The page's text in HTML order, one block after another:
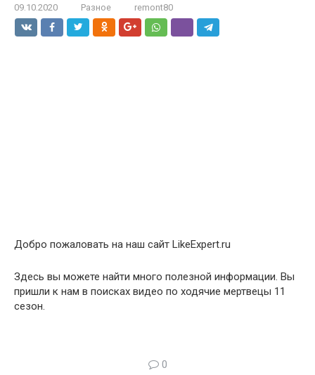
09.10.2020 Разное remont80
Добро пожаловать на наш сайт LikeExpert.ru
Здесь вы можете найти много полезной информации. Вы
пришли к нам в поисках видео по ходячие мертвецы 11
сезон.
0